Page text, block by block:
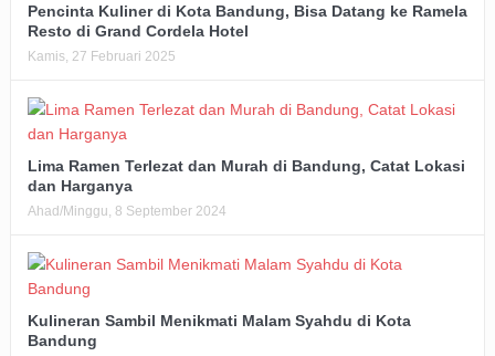
Pencinta Kuliner di Kota Bandung, Bisa Datang ke Ramela
Resto di Grand Cordela Hotel
Kamis, 27 Februari 2025
Lima Ramen Terlezat dan Murah di Bandung, Catat Lokasi
dan Harganya
Ahad/Minggu, 8 September 2024
Kulineran Sambil Menikmati Malam Syahdu di Kota
Bandung